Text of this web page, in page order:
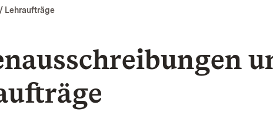
Lehraufträge